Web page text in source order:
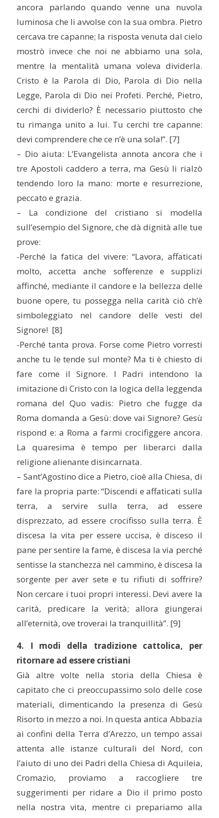
ancora parlando quando venne una nuvola
luminosa che li avvolse con la sua ombra. Pietro
cercava tre capanne; la risposta venuta dal cielo
mostrò invece che noi ne abbiamo una sola,
mentre la mentalità umana voleva dividerla.
Cristo è la Parola di Dio, Parola di Dio nella
Legge, Parola di Dio nei Profeti. Perché, Pietro,
cerchi di dividerlo? È necessario piuttosto che
tu rimanga unito a lui. Tu cerchi tre capanne:
devi comprendere che ce n’è una sola!”. [7]
– Dio aiuta: L’Evangelista annota ancora che i
tre Apostoli caddero a terra, ma Gesù li rialzò
tendendo loro la mano: morte e resurrezione,
peccato e grazia.
– La condizione del cristiano si modella
sull’esempio del Signore, che dà dignità alle tue
prove:
-Perché la fatica del vivere: “Lavora, affaticati
molto, accetta anche sofferenze e supplizi
affinché, mediante il candore e la bellezza delle
buone opere, tu possegga nella carità ciò ch’è
simboleggiato nel candore delle vesti del
Signore! [8]
-Perché tanta prova. Forse come Pietro vorresti
anche tu le tende sul monte? Ma ti è chiesto di
fare come il Signore. I Padri intendono la
imitazione di Cristo con la logica della leggenda
romana del Quo vadis: Pietro che fugge da
Roma domanda a Gesù: dove vai Signore? Gesù
rispond e: a Roma a farmi crocifiggere ancora.
La quaresima è tempo per liberarci dalla
religione alienante disincarnata.
– Sant’Agostino dice a Pietro, cioè alla Chiesa, di
fare la propria parte: “Discendi e affaticati sulla
terra, a servire sulla terra, ad essere
disprezzato, ad essere crocifisso sulla terra. È
discesa la vita per essere uccisa, è disceso il
pane per sentire la fame, è discesa la via perché
sentisse la stanchezza nel cammino, è discesa la
sorgente per aver sete e tu rifiuti di soffrire?
Non cercare i tuoi propri interessi. Devi avere la
carità, predicare la verità; allora giungerai
all’eternità, ove troverai la tranquillità”. [9]
4. I modi della tradizione cattolica, per
ritornare ad essere cristiani
Già altre volte nella storia della Chiesa è
capitato che ci preoccupassimo solo delle cose
materiali, dimenticando la presenza di Gesù
Risorto in mezzo a noi. In questa antica Abbazia
ai confini della Terra d’Arezzo, un tempo assai
attenta alle istanze culturali del Nord, con
l’aiuto di uno dei Padri della Chiesa di Aquileia,
Cromazio, proviamo a raccogliere tre
suggerimenti per ridare a Dio il primo posto
nella nostra vita, mentre ci prepariamo alla